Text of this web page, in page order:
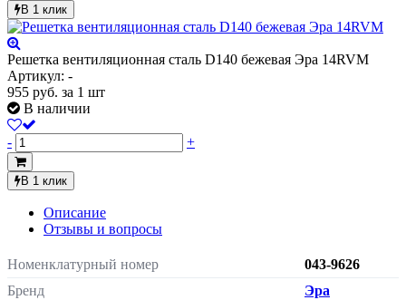
В 1 клик
Решетка вентиляционная сталь D140 бежевая Эра 14RVM
Артикул: -
955 руб. за 1 шт
В наличии
- +
В 1 клик
Описание
Отзывы и вопросы
Номенклатурный номер
043-9626
Бренд
Эра